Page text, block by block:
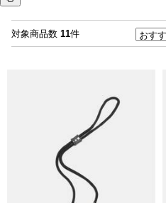
対象商品数 11件